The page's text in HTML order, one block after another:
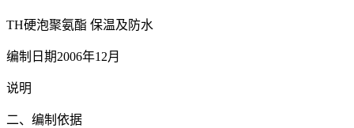
TH硬泡聚氨酯 保温及防水
编制日期2006年12月
说明
二、编制依据